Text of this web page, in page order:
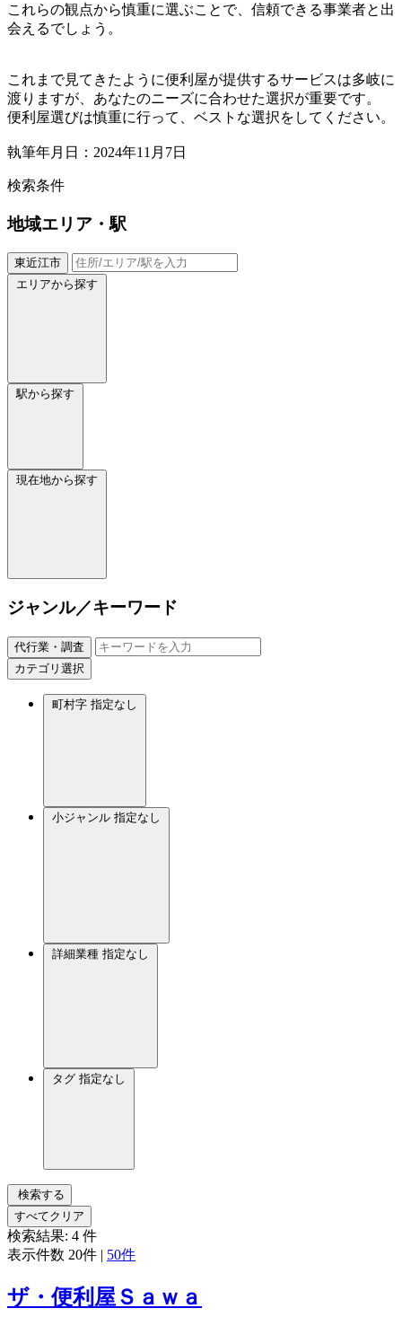
これらの観点から慎重に選ぶことで、信頼できる事業者と出
会えるでしょう。
これまで見てきたように便利屋が提供するサービスは多岐に
渡りますが、あなたのニーズに合わせた選択が重要です。
便利屋選びは慎重に行って、ベストな選択をしてください。
執筆年月日：2024年11月7日
検索条件
地域エリア・駅
東近江市
エリアから探す
駅から探す
現在地から探す
ジャンル／キーワード
代行業・調査
カテゴリ選択
町村字 指定なし
小ジャンル 指定なし
詳細業種 指定なし
タグ 指定なし
検索する
すべてクリア
検索結果: 4 件
表示件数 20件 | 50件
ザ・便利屋Ｓａｗａ